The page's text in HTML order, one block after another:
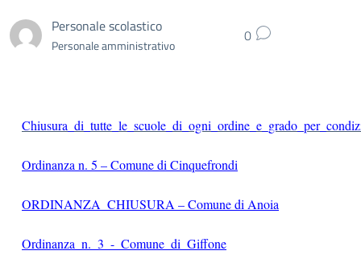
Personale scolastico
Personale amministrativo 0
Ordinanza n. 5 – Comune di Cinquefrondi
ORDINANZA_CHIUSURA – Comune di Anoia
Ordinanza_n._3_-_Comune_di_Giffone